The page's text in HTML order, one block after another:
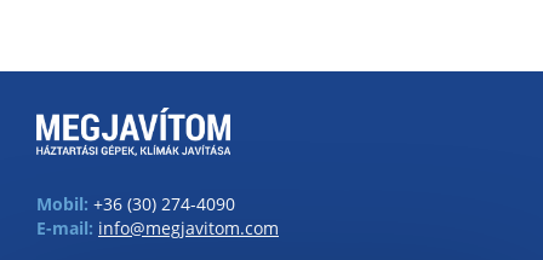
Mobil: +36 (30) 274-4090
E-mail: info@megjavitom.com